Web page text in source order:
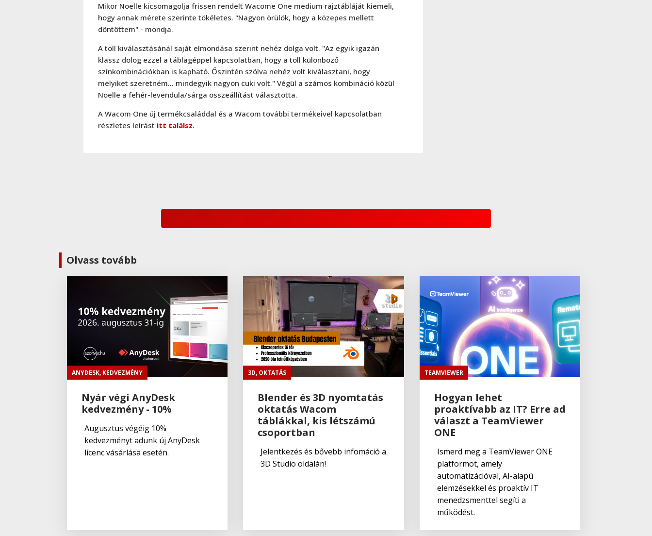
Mikor Noelle kicsomagolja frissen rendelt Wacome One medium rajztábláját kiemeli,
hogy annak mérete szerinte tökéletes. "Nagyon örülök, hogy a közepes mellett
döntöttem" - mondja.
A toll kiválasztásánál saját elmondása szerint nehéz dolga volt. "Az egyik igazán
klassz dolog ezzel a táblagéppel kapcsolatban, hogy a toll különböző
színkombinációkban is kapható. Őszintén szólva nehéz volt kiválasztani, hogy
melyiket szeretném… mindegyik nagyon cuki volt." Végül a számos kombináció közül
Noelle a fehér-levendula/sárga összeállítást választotta.
A Wacom One új termékcsaláddal és a Wacom további termékeivel kapcsolatban
részletes leírást itt találsz.
Olvass tovább
ANYDESK, KEDVEZMÉNY
Nyár végi AnyDesk
kedvezmény - 10%
Augusztus végéig 10%
kedvezményt adunk új AnyDesk
licenc vásárlása esetén.
3D, OKTATÁS
Blender és 3D nyomtatás
oktatás Wacom
táblákkal, kis létszámú
csoportban
Jelentkezés és bővebb infomáció a
3D Studio oldalán!
TEAMVIEWER
Hogyan lehet
proaktívabb az IT? Erre ad
választ a TeamViewer
ONE
Ismerd meg a TeamViewer ONE
platformot, amely
automatizációval, AI-alapú
elemzésekkel és proaktív IT
menedzsmenttel segíti a
működést.